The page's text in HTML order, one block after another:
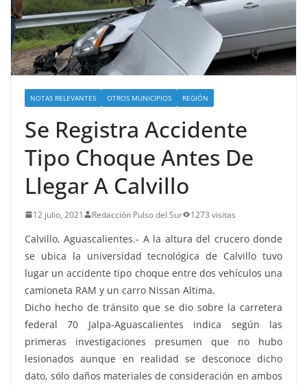
NOTAS RELEVANTES OTROS MUNICIPIOS REGIÓN
Se Registra Accidente
Tipo Choque Antes De
Llegar A Calvillo
12 julio, 2021 Redacción Pulso del Sur 1273 visitas
Calvillo, Aguascalientes.- A la altura del crucero donde
se ubica la universidad tecnológica de Calvillo tuvo
lugar un accidente tipo choque entre dos vehículos una
camioneta RAM y un carro Nissan Altima.
Dicho hecho de tránsito que se dio sobre la carretera
federal 70 Jalpa-Aguascalientes indica según las
primeras investigaciones presumen que no hubo
lesionados aunque en realidad se desconoce dicho
dato, sólo daños materiales de consideración en ambos